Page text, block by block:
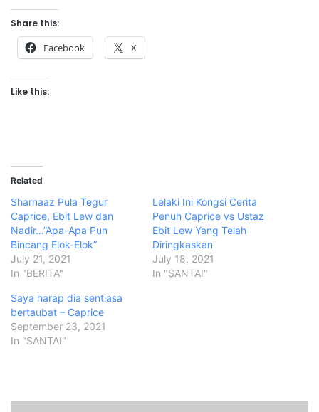
Share this:
Facebook X
Like this:
Related
Sharnaaz Pula Tegur
Caprice, Ebit Lew dan
Nadir…”Apa-Apa Pun
Bincang Elok-Elok”
July 21, 2021
In "BERITA"
Lelaki Ini Kongsi Cerita
Penuh Caprice vs Ustaz
Ebit Lew Yang Telah
Diringkaskan
July 18, 2021
In "SANTAI"
Saya harap dia sentiasa
bertaubat – Caprice
September 23, 2021
In "SANTAI"